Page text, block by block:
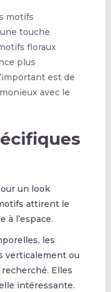
motifs
touche
floraux
plus
est de
avec le
un look
attirent le
à l’espace.
les
verticalement ou
Elles
intéressante.